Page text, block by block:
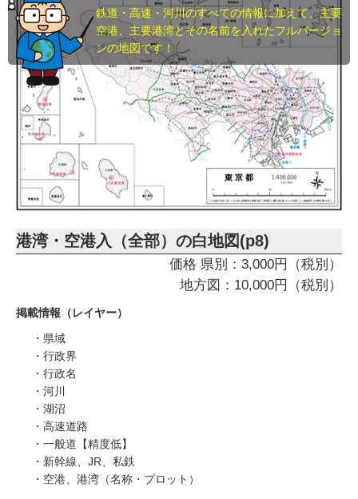
鉄道・高速・河川のすべての情報に加えて、主要
空港、主要港湾とその名前を入れたフルバージョ
ンの地図です！
港湾・空港入（全部）の白地図(p8)
価格 県別：3,000円（税別）
地方図：10,000円（税別）
掲載情報（レイヤー）
・県域
・行政界
・行政名
・河川
・湖沼
・高速道路
・一般道【精度低】
・新幹線、JR、私鉄
・空港、港湾（名称・プロット）